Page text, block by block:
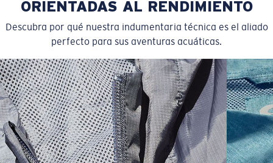
SIZES 1. CHEST 2. HIPS LENGTH 3. SLEEVE LENGTH
S 20 27 3/4 26
ORIENTADAS AL RENDIMIENTO
Descubra por qué nuestra indumentaria técnica es el aliado
perfecto para sus aventuras acuáticas.